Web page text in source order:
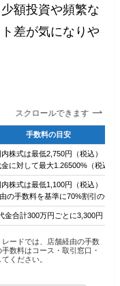
額投資や頻繁な
差が気になりや
スクロールできます
手数料の目安
内株式は最低2,750円（税込）
に対して最大1.26500%（税込）
内株式は最低1,100円（税込）
の手数料を基準に70%割引の体系
金合計300万円ごとに3,300円（税
ードでは、店舗経由の手数
数料はコース・取引窓口・
ください。